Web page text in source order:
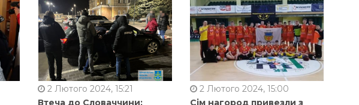
2 Лютого 2024, 15:21
Втеча до Словаччини:
2 Лютого 2024, 15:00
Сім нагород привезли з